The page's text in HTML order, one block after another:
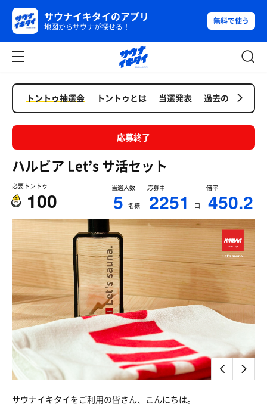
サウナイキタイのアプリ
地図からサウナが探せる！
無料で使う
トントゥ抽選会 トントゥとは 当選発表 過去の抽選会
応募終了
ハルビア Let’s サ活セット
必要トントゥ
100
当選人数
5 名様
応募中
2251 口
倍率
450.2
サウナイキタイをご利用の皆さん、こんにちは。